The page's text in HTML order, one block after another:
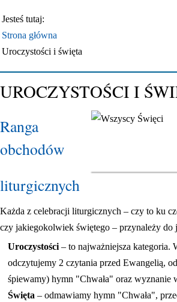
Jesteś tutaj:
Strona główna
Uroczystości i święta
UROCZYSTOŚCI I
Ranga
obchodów
liturgicznych
Każda z celebracji liturgicznych – czy to ku
czy jakiegokolwiek świętego – przynależy do
Uroczystości – to najważniejsza kategoria.
odczytujemy 2 czytania przed Ewangelią,
śpiewamy) hymn "Chwała" oraz wyznanie
Święta – odmawiamy hymn "Chwała",